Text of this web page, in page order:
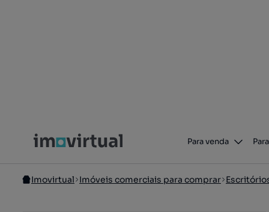
Para venda
Imovirtual Imóveis comerciais para comprar